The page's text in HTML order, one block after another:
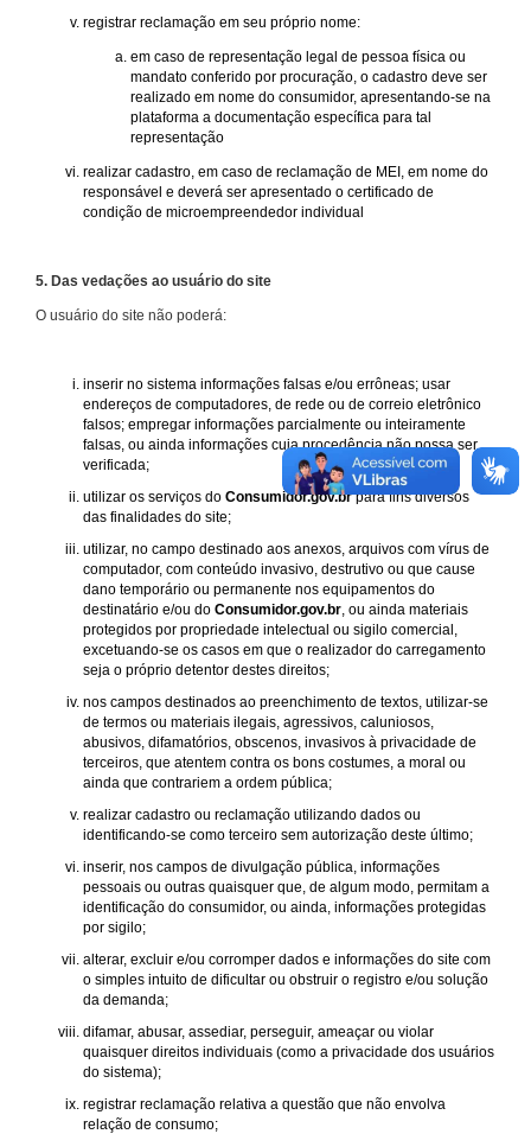
registrar reclamação em seu próprio nome:
em caso de representação legal de pessoa física ou
mandato conferido por procuração, o cadastro deve ser
realizado em nome do consumidor, apresentando-se na
plataforma a documentação específica para tal
representação
realizar cadastro, em caso de reclamação de MEI, em nome do
responsável e deverá ser apresentado o certificado de
condição de microempreendedor individual
5. Das vedações ao usuário do site
O usuário do site não poderá:
inserir no sistema informações falsas e/ou errôneas; usar
endereços de computadores, de rede ou de correio eletrônico
falsos; empregar informações parcialmente ou inteiramente
falsas, ou ainda informações cuja procedência não possa ser
verificada;
utilizar os serviços do Consumidor.gov.brpara fins diversos
das finalidades do site;
utilizar, no campo destinado aos anexos, arquivos com vírus de
computador, com conteúdo invasivo, destrutivo ou que cause
dano temporário ou permanente nos equipamentos do
destinatário e/ou do Consumidor.gov.br , ou ainda materiais
protegidos por propriedade intelectual ou sigilo comercial,
excetuando-se os casos em que o realizador do carregamento
seja o próprio detentor destes direitos;
nos campos destinados ao preenchimento de textos, utilizar-se
de termos ou materiais ilegais, agressivos, caluniosos,
abusivos, difamatórios, obscenos, invasivos à privacidade de
terceiros, que atentem contra os bons costumes, a moral ou
ainda que contrariem a ordem pública;
realizar cadastro ou reclamação utilizando dados ou
identificando-se como terceiro sem autorização deste último;
inserir, nos campos de divulgação pública, informações
pessoais ou outras quaisquer que, de algum modo, permitam a
identificação do consumidor, ou ainda, informações protegidas
por sigilo;
alterar, excluir e/ou corromper dados e informações do site com
o simples intuito de dificultar ou obstruir o registro e/ou solução
da demanda;
difamar, abusar, assediar, perseguir, ameaçar ou violar
quaisquer direitos individuais (como a privacidade dos usuários
do sistema);
registrar reclamação relativa a questão que não envolva
relação de consumo;